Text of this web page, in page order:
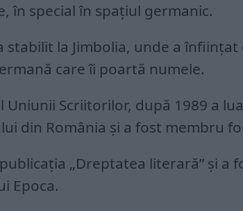
în special în spaţiul germanic.
stabilit la Jimbolia, unde a
care îi poartă numele.
Uniunii Scriitorilor, după 1989 a
din România şi a fost membru
„Dreptatea literară” şi a
Epoca.